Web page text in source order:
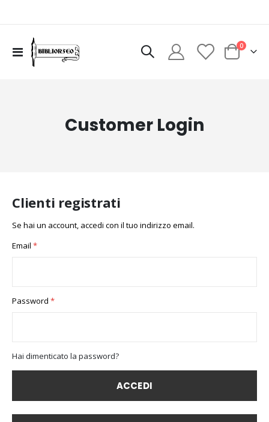
Toggle
Nav
Cart
0elementi
Customer Login
Clienti registrati
Se hai un account, accedi con il tuo indirizzo email.
Email
Password
Hai dimenticato la password?
ACCEDI